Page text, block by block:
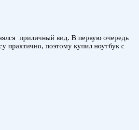
приличный вид. В первую очередь
практично, поэтому купил ноутбук с